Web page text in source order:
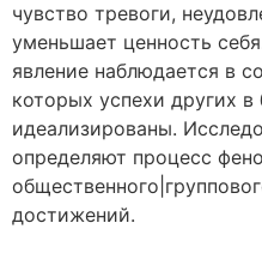
чувство тревоги,
уменьшает ценность
явление наблюдается в
которых успехи других
идеализированы.
определяют процесс
достижений.